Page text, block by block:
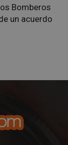
Bomberos
un acuerdo